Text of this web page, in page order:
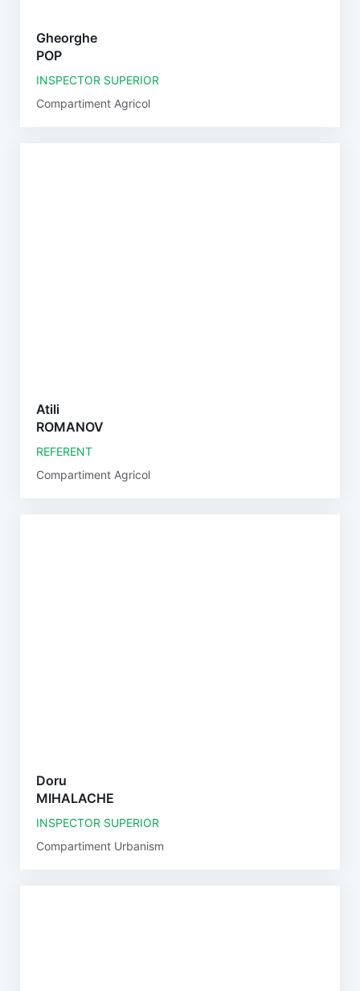
Gheorghe
POP
INSPECTOR SUPERIOR
Compartiment Agricol
Atili
ROMANOV
REFERENT
Compartiment Agricol
Doru
MIHALACHE
INSPECTOR SUPERIOR
Compartiment Urbanism